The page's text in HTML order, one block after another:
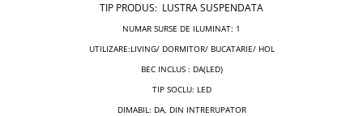
TIP PRODUS: LUSTRA SUSPENDATA
NUMAR SURSE DE ILUMINAT: 1
UTILIZARE:LIVING/ DORMITOR/ BUCATARIE/ HOL
BEC INCLUS : DA(LED)
TIP SOCLU: LED
DIMABIL: DA, DIN INTRERUPATOR